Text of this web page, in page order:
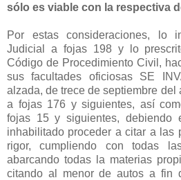
sólo es viable con la respectiva
Por estas consideraciones, lo
Judicial a fojas 198 y lo
Código de Procedimiento Civil,
sus facultades oficiosas SE
alzada, de trece de septiembre del
a fojas 176 y siguientes, así
fojas 15 y siguientes,
inhabilitado proceder a citar a las
rigor, cumpliendo con todas
abarcando todas la materias
citando al menor de autos a fin